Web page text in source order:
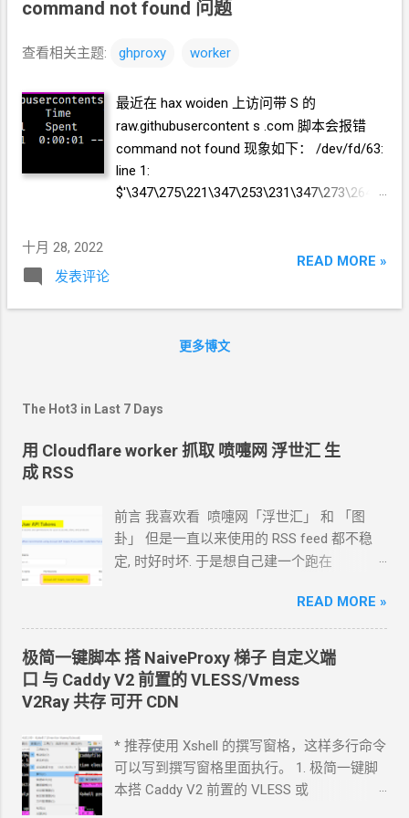
command not found 问题
查看相关主题: ghproxy worker
最近在 hax woiden 上访问带 S 的
raw.githubusercontent s .com 脚本会报错
command not found 现象如下： /dev/fd/63:
line 1:
$'\347\275\221\347\253\231\347\273\264\3
command not found 查了一下，这个服务并
十月 28, 2022
发表评论
READ MORE »
更多博文
The Hot3 in Last 7 Days
用 Cloudflare worker 抓取 喷嚏网 浮世汇 生
成 RSS
前言 我喜欢看 喷嚏网「浮世汇」 和 「图
卦」 但是一直以来使用的 RSS feed 都不稳
定, 时好时坏. 于是想自己建一个跑在
Hermes 对接 grok-4.5 下面的引用框里面都是
我发给 Agent 的自然语言 我要创建一个
cloudflare 的 API token, 这个 token 有最大的
权限, 可以用来创建各种小权限的 API token.
告诉我应该怎样一步一步操作. * 我的
以截图发给 Agent 问应该点哪里. 如果你的
Agent 跑在你自己电脑上, 你让 Agent 自己操
作电脑的浏览器就行了. 你应该创建这么一个
READ MORE »
极简一键脚本 搭 NaiveProxy梯子 自定义端
口 与 Caddy V2 前置的VLESS/Vmess
V2Ray共存 可开 CDN
* 推荐使用 Xshell 的撰写窗格，这样多行命令
可以写到撰写窗格里面执行。 1. 极简一键脚
本搭 Caddy V2 前置的 VLESS 或